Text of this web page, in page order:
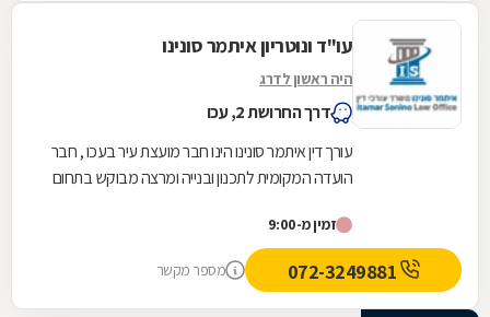
עו"ד ונוטריון איתמר סונינו
היה ראשון לדרג
דרך החרושת 2, עכו
עורך דין איתמר סונינו הינו חבר מועצת עיר בעכו , חבר
הועדה המקומית לתכנון ובנייה ומרצה מבוקש בתחום
זמין מ-9:00
מספר מקשר